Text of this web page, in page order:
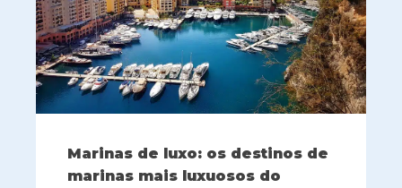
Marinas de luxo: os destinos de
marinas mais luxuosos do